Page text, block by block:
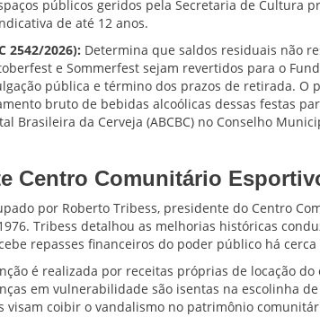
públicos geridos pela Secretaria de Cultura
de até 12 anos.
2542/2026): Determina que saldos residuais não
e Sommerfest sejam revertidos para o
pública e término dos prazos de retirada. O
bruto de bebidas alcoólicas dessas festas
Brasileira da Cerveja (ABCBC) no Conselho
Centro Comunitário
por Roberto Tribess, presidente do Centro
Tribess detalhou as melhorias históricas
repasses financeiros do poder público há cerca
é realizada por receitas próprias de locação do
em vulnerabilidade são isentas na escolinha
visam coibir o vandalismo no patrimônio